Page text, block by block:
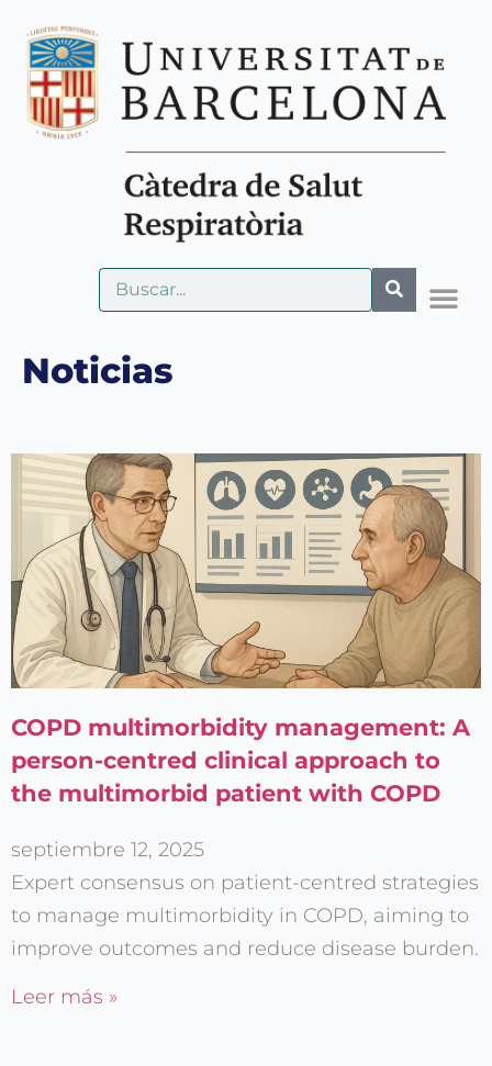
Noticias
COPD multimorbidity management: A
person-centred clinical approach to
the multimorbid patient with COPD
septiembre 12, 2025
Expert consensus on patient-centred strategies
to manage multimorbidity in COPD, aiming to
improve outcomes and reduce disease burden.
Leer más »